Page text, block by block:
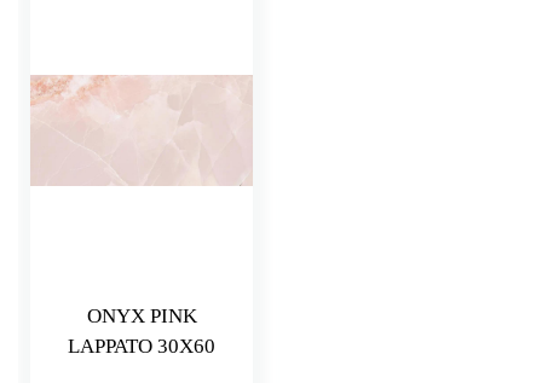
ONYX PINK
LAPPATO 30X60